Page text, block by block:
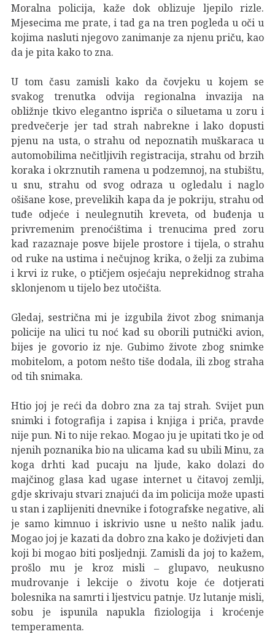
Moralna policija, kaže dok oblizuje ljepilo rizle.
Mjesecima me prate, i tad ga na tren pogleda u oči u
kojima nasluti njegovo zanimanje za njenu priču, kao
da je pita kako to zna.
U tom času zamisli kako da čovjeku u kojem se
svakog trenutka odvija regionalna invazija na
obližnje tkivo elegantno ispriča o siluetama u zoru i
predvečerje jer tad strah nabrekne i lako dopusti
pjenu na usta, o strahu od nepoznatih muškaraca u
automobilima nečitljivih registracija, strahu od brzih
koraka i okrznutih ramena u podzemnoj, na stubištu,
u snu, strahu od svog odraza u ogledalu i naglo
ošišane kose, prevelikih kapa da je pokriju, strahu od
tuđe odjeće i neulegnutih kreveta, od buđenja u
privremenim prenoćištima i trenucima pred zoru
kad razaznaje posve bijele prostore i tijela, o strahu
od ruke na ustima i nečujnog krika, o želji za zubima
i krvi iz ruke, o ptičjem osjećaju neprekidnog straha
sklonjenom u tijelo bez utočišta.
Gledaj, sestrična mi je izgubila život zbog snimanja
policije na ulici tu noć kad su oborili putnički avion,
bijes je govorio iz nje. Gubimo živote zbog snimke
mobitelom, a potom nešto tiše dodala, ili zbog straha
od tih snimaka.
Htio joj je reći da dobro zna za taj strah. Svijet pun
snimki i fotografija i zapisa i knjiga i priča, pravde
nije pun. Ni to nije rekao. Mogao ju je upitati tko je od
njenih poznanika bio na ulicama kad su ubili Minu, za
koga drhti kad pucaju na ljude, kako dolazi do
majčinog glasa kad ugase internet u čitavoj zemlji,
gdje skrivaju stvari znajući da im policija može upasti
u stan i zaplijeniti dnevnike i fotografske negative, ali
je samo kimnuo i iskrivio usne u nešto nalik jadu.
Mogao joj je kazati da dobro zna kako je doživjeti dan
koji bi mogao biti posljednji. Zamisli da joj to kažem,
prošlo mu je kroz misli ‒ glupavo, neukusno
mudrovanje i lekcije o životu koje će dotjerati
bolesnika na samrti i ljestvicu patnje. Uz lutanje misli,
sobu je ispunila napukla fiziologija i kroćenje
temperamenta.